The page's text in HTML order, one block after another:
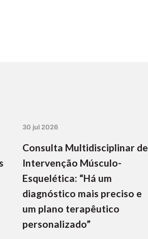
30 jul 2026
Consulta Multidisciplinar de
Intervenção Músculo-
Esquelética: “Há um
diagnóstico mais preciso e
um plano terapêutico
personalizado”